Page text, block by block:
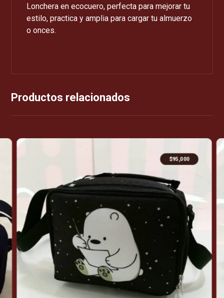
Lonchera en ecocuero, perfecta para mejorar tu
estilo, practica y amplia para cargar tu almuerzo
o onces.
Productos relacionados
$95,000